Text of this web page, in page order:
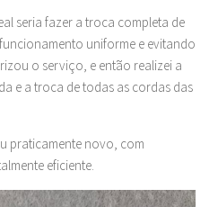
seria fazer a troca completa de
uniforme e evitando
o serviço, e então realizei a
e a troca de todas as cordas das
praticamente novo, com
eficiente.